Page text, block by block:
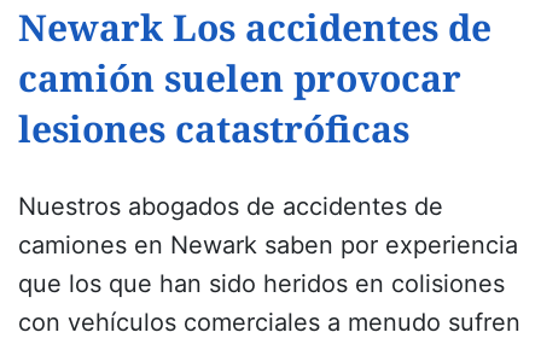
NewarkLos accidentes de
camión suelen provocar
lesiones catastróficas
Nuestros abogados de accidentes de
camiones en Newark saben por experiencia
que los que han sido heridos en colisiones
con vehículos comerciales a menudo sufren